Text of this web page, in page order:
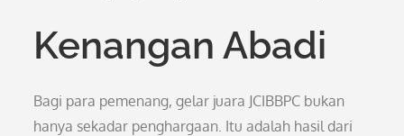
Kenangan Abadi
Bagi para pemenang, gelar juara JCIBBPC bukan
hanya sekadar penghargaan. Itu adalah hasil dari